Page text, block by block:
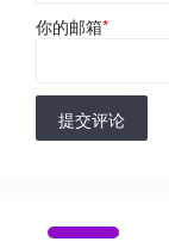
你的邮箱*
提交评论